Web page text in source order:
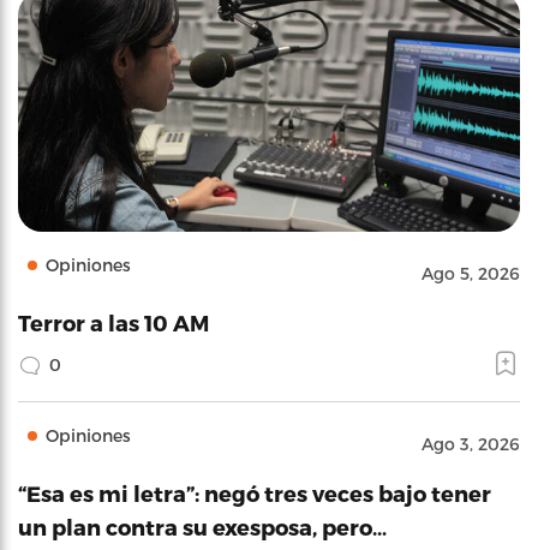
Opiniones Ago 5, 2026
Terror a las 10 AM
0
Opiniones Ago 3, 2026
“Esa es mi letra”: negó tres veces bajo tener
un plan contra su exesposa, pero…